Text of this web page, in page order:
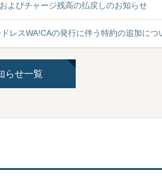
よびチャージ残高の払戻しのお知らせ
レスWA!CAの発行に伴う特約の追加につ
らせ一覧